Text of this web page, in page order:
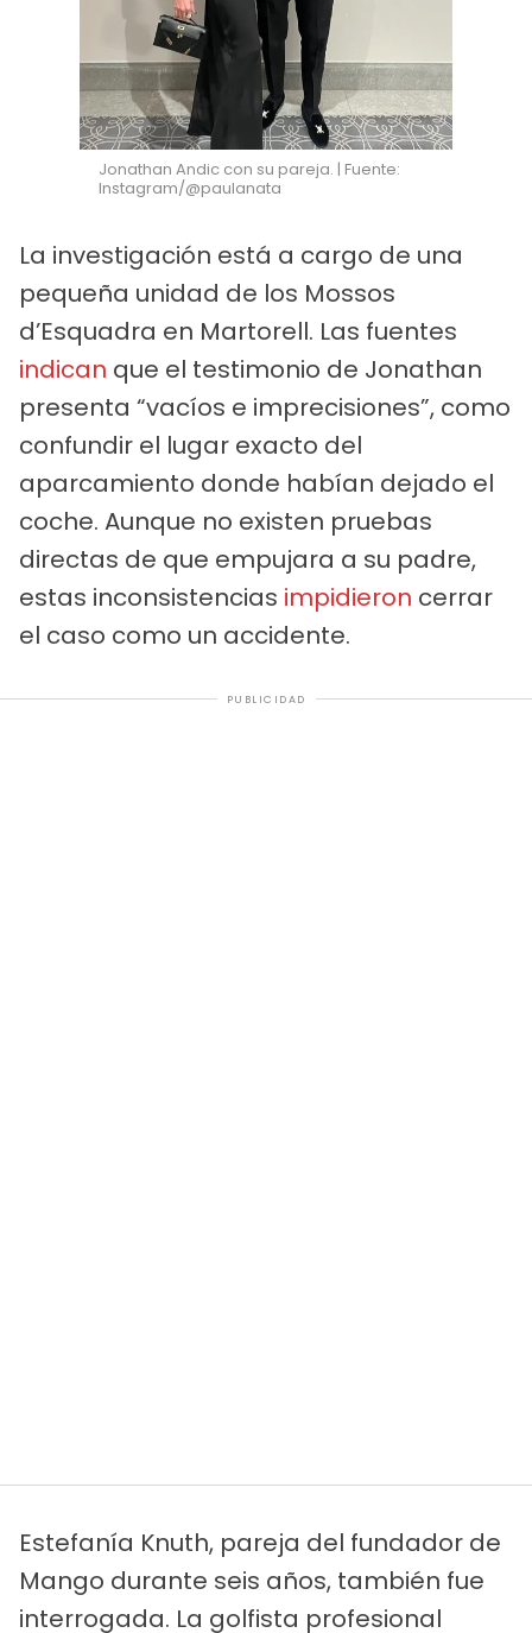
Jonathan Andic con su pareja. | Fuente:
Instagram/@paulanata
La investigación está a cargo de una
pequeña unidad de los Mossos
d’Esquadra en Martorell. Las fuentes
indican que el testimonio de Jonathan
presenta “vacíos e imprecisiones”, como
confundir el lugar exacto del
aparcamiento donde habían dejado el
coche. Aunque no existen pruebas
directas de que empujara a su padre,
estas inconsistencias impidieron cerrar
el caso como un accidente.
PUBLICIDAD
Estefanía Knuth, pareja del fundador de
Mango durante seis años, también fue
interrogada. La golfista profesional